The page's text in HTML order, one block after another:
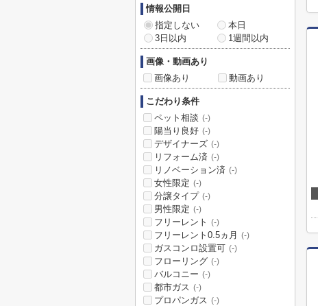
情報公開日
指定しない
本日
3日以内
1週間以内
画像・動画あり
画像あり
動画あり
こだわり条件
ペット相談 (-)
陽当り良好 (-)
デザイナーズ (-)
リフォーム済 (-)
リノベーション済 (-)
女性限定 (-)
分譲タイプ (-)
男性限定 (-)
フリーレント (-)
フリーレント0.5ヵ月 (-)
ガスコンロ設置可 (-)
フローリング (-)
バルコニー (-)
都市ガス (-)
プロパンガス (-)